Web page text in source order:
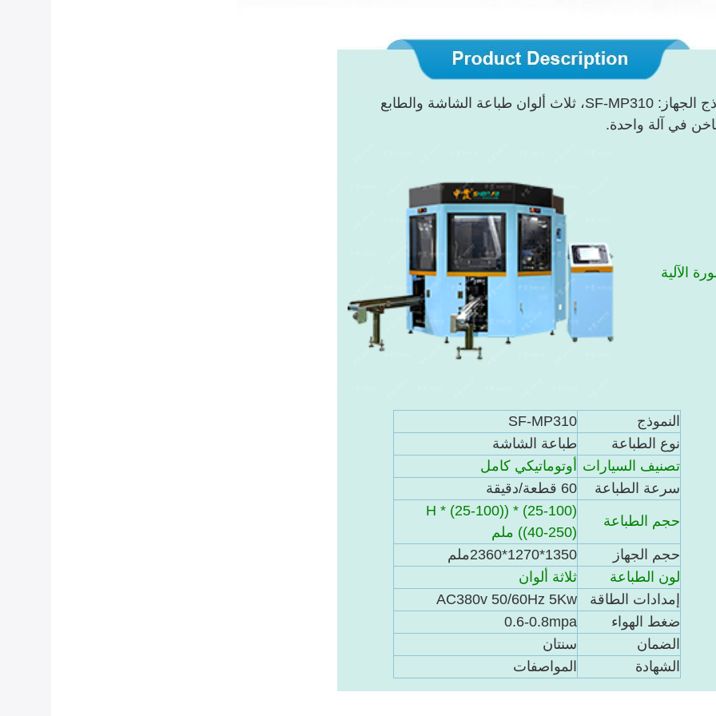
نموذج الجهاز: SF-MP310، ثلاث ألوان طباعة الشاشة والطابع
في آلة واحدة.
الآلية
النموذج
SF-MP310
نوع الطباعة
طباعة الشاشة
تصنيف السيارات
أوتوماتيكي كامل
سرعة الطباعة
60 قطعة/دقيقة
حجم الطباعة
(25-100) * ((25-100) * H
((40-250) ملم
حجم الجهاز
1350*1270*2360ملم
لون الطباعة
ثلاثة ألوان
إمدادات الطاقة
AC380v 50/60Hz 5Kw
ضغط الهواء
0.6-0.8mpa
الضمان
سنتان
الشهادة
المواصفات